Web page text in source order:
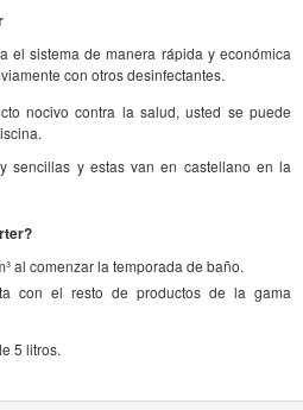
el sistema de manera rápida y económica
con otros desinfectantes.
nocivo contra la salud, usted se puede
sencillas y estas van en castellano en la
al comenzar la temporada de baño.
con el resto de productos de la gama
5 litros.